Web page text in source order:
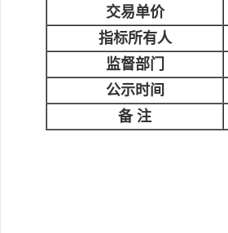
交易单价
指标所有人
监督部门
公示时间
备 注